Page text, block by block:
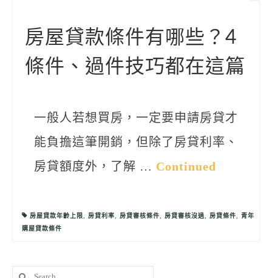
房屋貸款條件有哪些？4
條件、過件技巧都在這篇
一般人若想買房，一定要申請房貸才
能負擔這筆開銷，但除了房貸利率、
房貸額度外，了解 … Continued
房屋貸款年齡上限, 房貸利率, 房貸審核條件, 房貸審核沒過, 房貸條件, 青年
購屋貸款條件
Search